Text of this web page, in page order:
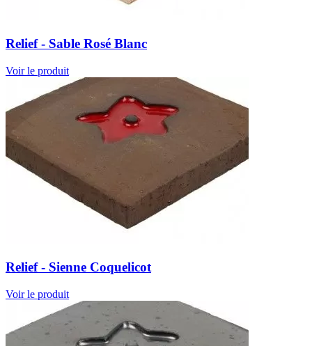
Relief - Sable Rosé Blanc
Voir le produit
Relief - Sienne Coquelicot
Voir le produit